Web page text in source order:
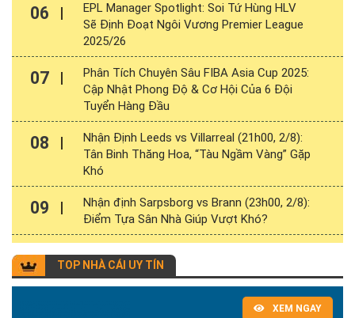
06
EPL Manager Spotlight: Soi Tứ Hùng HLV
Sẽ Định Đoạt Ngôi Vương Premier League
2025/26
07
Phân Tích Chuyên Sâu FIBA Asia Cup 2025:
Cập Nhật Phong Độ & Cơ Hội Của 6 Đội
Tuyển Hàng Đầu
08
Nhận Định Leeds vs Villarreal (21h00, 2/8):
Tân Binh Thăng Hoa, “Tàu Ngầm Vàng” Gặp
Khó
09
Nhận định Sarpsborg vs Brann (23h00, 2/8):
Điểm Tựa Sân Nhà Giúp Vượt Khó?
TOP NHÀ CÁI UY TÍN
XEM NGAY